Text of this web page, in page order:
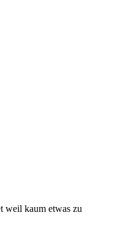
weil kaum etwas zu